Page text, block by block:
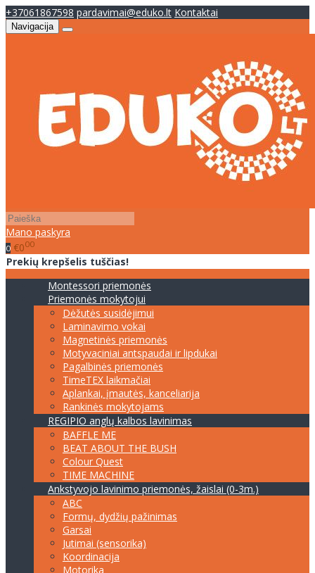
+37061867598 pardavimai@eduko.lt Kontaktai
Navigacija
Mano paskyra
0 €000
Prekių krepšelis tuščias!
Montessori priemonės
Priemonės mokytojui
Dėžutės susidėjimui
Laminavimo vokai
Magnetinės priemonės
Motyvaciniai antspaudai ir lipdukai
Pagalbinės priemonės
TimeTEX laikmačiai
Aplankai, įmautės, kanceliarija
Rankinės mokytojams
REGIPIO anglų kalbos lavinimas
BAFFLE ME
BEAT ABOUT THE BUSH
Colour Quest
TIME MACHINE
Ankstyvojo lavinimo priemonės, žaislai (0-3m.)
ABC
Formų, dydžių pažinimas
Garsai
Jutimai (sensorika)
Koordinacija
Motorika